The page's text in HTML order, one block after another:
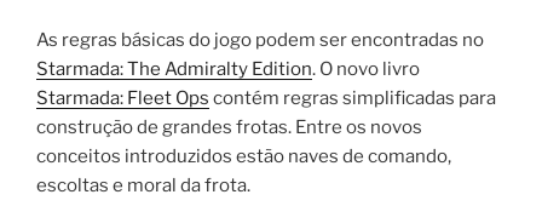
As regras básicas do jogo podem ser encontradas no
Starmada: The Admiralty Edition. O novo livro
Starmada: Fleet Ops contém regras simplificadas para
construção de grandes frotas. Entre os novos
conceitos introduzidos estão naves de comando,
escoltas e moral da frota.